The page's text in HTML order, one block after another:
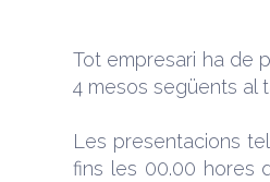
Tot empresari ha de
4 mesos següents al
Les presentacions
fins les 00.00 hores